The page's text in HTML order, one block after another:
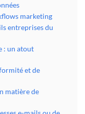
marketing
entreprises du
: un atout
et de
matière de